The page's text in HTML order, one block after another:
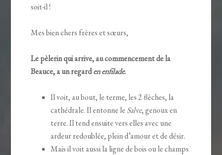
soit-il !
Mes bien chers frères et sœurs,
Le pèlerin qui arrive, au commencement de la
Beauce, a un regarden enfilade.
Il voit, au bout, le terme, les 2 flèches, la
cathédrale. Il entonne le Salve, genoux en
terre. Il tend ensuite vers elles avec une
ardeur redoublée, plein d’amour et de désir.
Mais il voit aussi la ligne de bois ou le champs